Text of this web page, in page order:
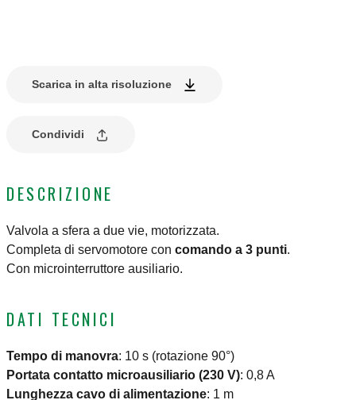
Scarica in alta risoluzione
Condividi
DESCRIZIONE
Valvola a sfera a due vie, motorizzata.
Completa di servomotore con comando a 3 punti.
Con microinterruttore ausiliario.
DATI TECNICI
Tempo di manovra: 10 s (rotazione 90°)
Portata contatto microausiliario (230 V): 0,8 A
Lunghezza cavo di alimentazione: 1 m